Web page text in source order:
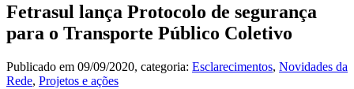
Fetrasul lança Protocolo de segurança
para o Transporte Público Coletivo
Publicado em 09/09/2020, categoria: Esclarecimentos, Novidades da
Rede, Projetos e ações